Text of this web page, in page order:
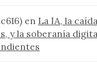
en La IA, la
y la soberanía